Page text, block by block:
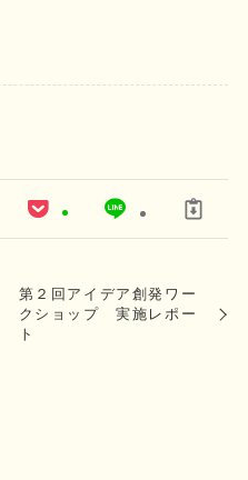
第２回アイデア創発ワー
クショップ 実施レポー
ト